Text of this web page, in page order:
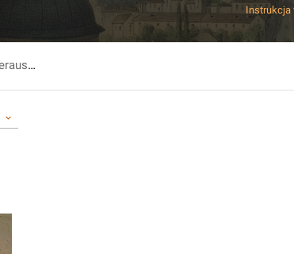
Instrukcja
Beiträge zur Völker- und Länderkunde / herausgegeben von J.R. Forster und M.C. Sprengel. [...].